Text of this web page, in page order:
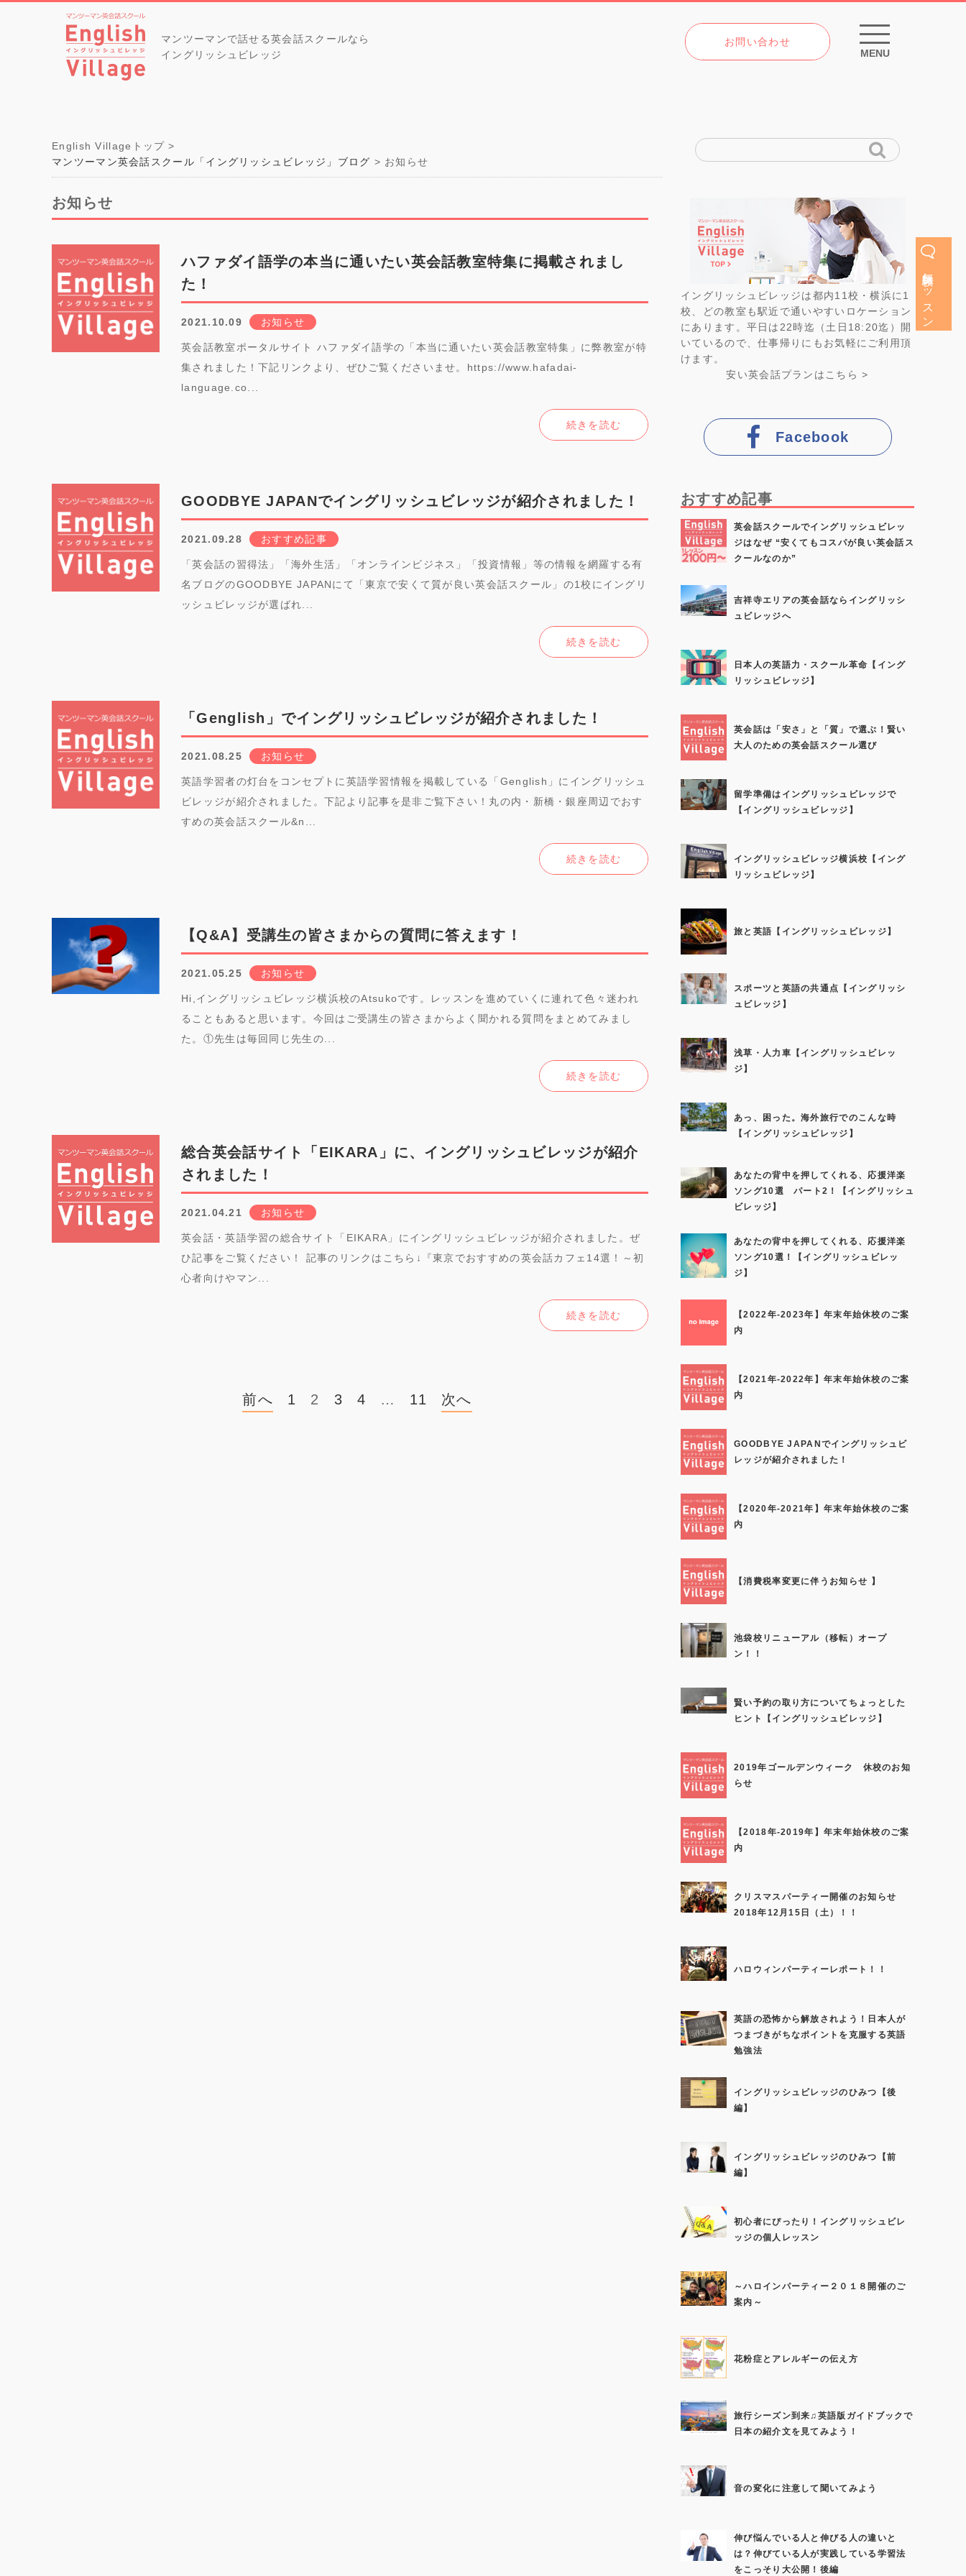
無料体験レッスン
マンツーマンで話せる英会話スクールなら
イングリッシュビレッジ
お問い合わせ
MENU
English Villageトップ
マンツーマン英会話スクール「イングリッシュビレッジ」ブログ
お知らせ
お知らせ
ハファダイ語学の本当に通いたい英会話教室特集に掲載されまし
た！
2021.10.09 お知らせ
英会話教室ポータルサイト ハファダイ語学の「本当に通いたい英会話教室特集」に弊教室が特
集されました！下記リンクより、ぜひご覧くださいませ。https://www.hafadai-
language.co...
続きを読む
GOODBYE JAPANでイングリッシュビレッジが紹介されました！
2021.09.28 おすすめ記事
「英会話の習得法」「海外生活」「オンラインビジネス」「投資情報」等の情報を網羅する有
名ブログのGOODBYE JAPANにて「東京で安くて質が良い英会話スクール」の1校にイングリ
ッシュビレッジが選ばれ...
続きを読む
「Genglish」でイングリッシュビレッジが紹介されました！
2021.08.25 お知らせ
英語学習者の灯台をコンセプトに英語学習情報を掲載している「Genglish」にイングリッシュ
ビレッジが紹介されました。下記より記事を是非ご覧下さい！丸の内・新橋・銀座周辺でおす
すめの英会話スクール&n...
続きを読む
【Q&A】受講生の皆さまからの質問に答えます！
2021.05.25 お知らせ
Hi,イングリッシュビレッジ横浜校のAtsukoです。レッスンを進めていくに連れて色々迷われ
ることもあると思います。今回はご受講生の皆さまからよく聞かれる質問をまとめてみまし
た。①先生は毎回同じ先生の...
続きを読む
総合英会話サイト「EIKARA」に、イングリッシュビレッジが紹介
されました！
2021.04.21 お知らせ
英会話・英語学習の総合サイト「EIKARA」にイングリッシュビレッジが紹介されました。ぜ
ひ記事をご覧ください！ 記事のリンクはこちら↓『東京でおすすめの英会話カフェ14選！～初
心者向けやマン...
続きを読む
前へ 1 2 3 4 … 11 次へ
イングリッシュビレッジは都内11校・横浜に1
校、どの教室も駅近で通いやすいロケーション
にあります。平日は22時迄（土日18:20迄）開
いているので、仕事帰りにもお気軽にご利用頂
けます。
安い英会話プラン はこちら >
Facebook
おすすめ記事
英会話スクールでイングリッシュビレッ
ジはなぜ “安くてもコスパが良い英会話ス
クールなのか”
吉祥寺エリアの英会話ならイングリッシ
ュビレッジへ
日本人の英語力・スクール革命【イング
リッシュビレッジ】
英会話は「安さ」と「質」で選ぶ！賢い
大人のための英会話スクール選び
留学準備はイングリッシュビレッジで
【イングリッシュビレッジ】
イングリッシュビレッジ横浜校【イング
リッシュビレッジ】
旅と英語【イングリッシュビレッジ】
スポーツと英語の共通点【イングリッシ
ュビレッジ】
浅草・人力車【イングリッシュビレッ
ジ】
あっ、困った。海外旅行でのこんな時
【イングリッシュビレッジ】
あなたの背中を押してくれる、応援洋楽
ソング10選 パート2！【イングリッシュ
ビレッジ】
あなたの背中を押してくれる、応援洋楽
ソング10選！【イングリッシュビレッ
ジ】
【2022年-2023年】年末年始休校のご案
内
【2021年-2022年】年末年始休校のご案
内
GOODBYE JAPANでイングリッシュビ
レッジが紹介されました！
【2020年-2021年】年末年始休校のご案
内
【消費税率変更に伴うお知らせ 】
池袋校リニューアル（移転）オープ
ン！！
賢い予約の取り方についてちょっとした
ヒント【イングリッシュビレッジ】
2019年ゴールデンウィーク 休校のお知
らせ
【2018年-2019年】年末年始休校のご案
内
クリスマスパーティー開催のお知らせ
2018年12月15日（土）！！
ハロウィンパーティーレポート！！
英語の恐怖から解放されよう！日本人が
つまづきがちなポイントを克服する英語
勉強法
イングリッシュビレッジのひみつ【後
編】
イングリッシュビレッジのひみつ【前
編】
初心者にぴったり！イングリッシュビレ
ッジの個人レッスン
～ハロインパーティー２０１８開催のご
案内～
花粉症とアレルギーの伝え方
旅行シーズン到来♫英語版ガイドブックで
日本の紹介文を見てみよう！
音の変化に注意して聞いてみよう
伸び悩んでいる人と伸びる人の違いと
は？伸びている人が実践している学習法
をこっそり大公開！後編